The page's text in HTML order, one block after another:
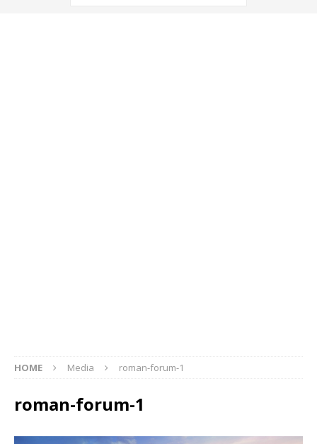
HOME Media roman-forum-1
roman-forum-1